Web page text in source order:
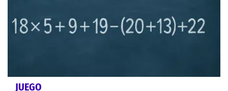
JUEGO